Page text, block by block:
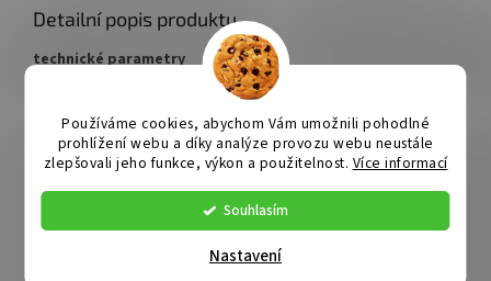
Používáme cookies, abychom Vám umožnili pohodlné
prohlížení webu a díky analýze provozu webu neustále
zlepšovali jeho funkce, výkon a použitelnost. Více informací
Souhlasím
Nastavení
Detailní popis produktu
technické parametry
470-694 MHz
kanály
21-48
zisk
17 dB pasivní režim / 34 dB
aktivní režim
980 mm
napájení
12 - 24V/ 45 mA
2,15 kg
600 x 375 x 170 mm